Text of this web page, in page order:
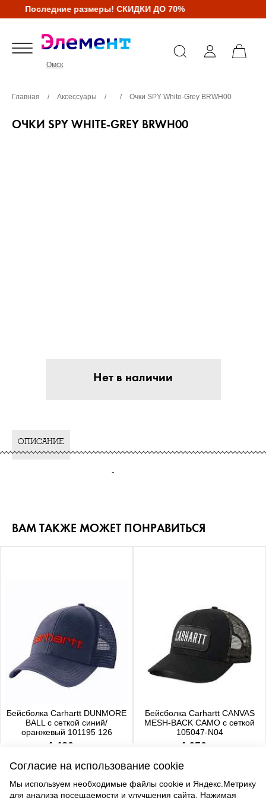
Последние размеры! СКИДКИ ДО 70%
Омск
Главная / Аксессуары / / Очки SPY White-Grey BRWH00
ОЧКИ SPY WHITE-GREY BRWH00
Нет в наличии
ОПИСАНИЕ
-
ВАМ ТАКЖЕ МОЖЕТ ПОНРАВИТЬСЯ
Бейсболка Carhartt DUNMORE
BALL с сеткой синий/
оранжевый 101195 126
4 480 р.
Бейсболка Carhartt CANVAS
MESH-BACK CAMO с сеткой
105047-N04
4 650 р.
Согласие на использование cookie
Мы используем необходимые файлы cookie и Яндекс.Метрику
для анализа посещаемости и улучшения сайта. Нажимая